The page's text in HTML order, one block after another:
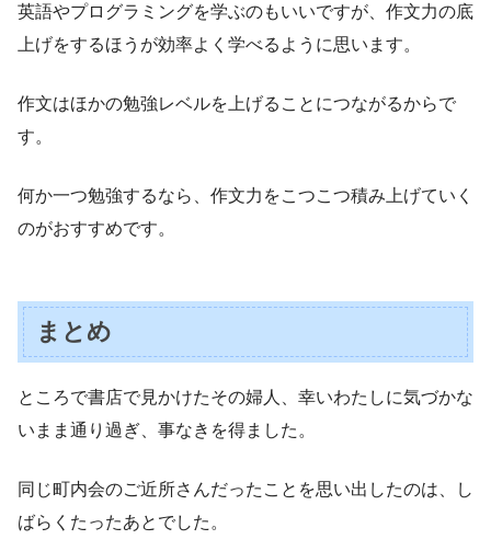
英語やプログラミングを学ぶのもいいですが、作文力の底
上げをするほうが効率よく学べるように思います。
作文はほかの勉強レベルを上げることにつながるからで
す。
何か一つ勉強するなら、作文力をこつこつ積み上げていく
のがおすすめです。
まとめ
ところで書店で見かけたその婦人、幸いわたしに気づかな
いまま通り過ぎ、事なきを得ました。
同じ町内会のご近所さんだったことを思い出したのは、し
ばらくたったあとでした。